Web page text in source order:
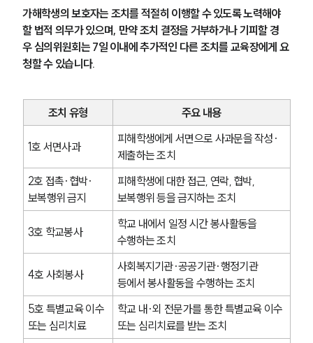
가해학생의 보호자는 조치를 적절히 이행할 수 있도록 노력해야
할 법적 의무가 있으며, 만약 조치 결정을 거부하거나 기피할 경
우 심의위원회는 7일 이내에 추가적인 다른 조치를 교육장에게 요
청할 수 있습니다.
조치 유형 주요 내용
1호 서면사과
피해학생에게 서면으로 사과문을 작성·
제출하는 조치
2호 접촉·협박·
보복행위 금지
피해학생에 대한 접근, 연락, 협박,
보복행위 등을 금지하는 조치
3호 학교봉사
학교 내에서 일정 시간 봉사활동을
수행하는 조치
4호 사회봉사
사회복지기관·공공기관·행정기관
등에서 봉사활동을 수행하는 조치
5호 특별교육 이수
또는 심리치료
학교 내·외 전문가를 통한 특별교육 이수
또는 심리치료를 받는 조치